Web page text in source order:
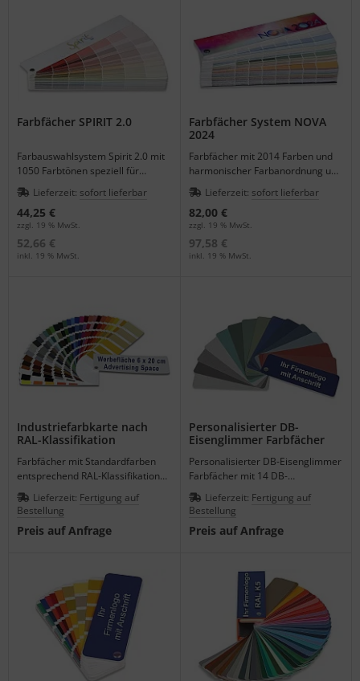
Farbfächer SPIRIT 2.0
Farbauswahlsystem Spirit 2.0 mit
1050 Farbtönen speziell für
Wandfarben und Lacke, alle
Farbtöne frei verwendbar.
Lieferzeit: sofort lieferbar
44,25 €
zzgl. 19 % MwSt.
52,66 €
inkl. 19 % MwSt.
Farbfächer System NOVA
2024
Farbfächer mit 2014 Farben und
harmonischer Farbanordnung um
die Farbabstimmung zu
erleichtern.
Lieferzeit: sofort lieferbar
82,00 €
zzgl. 19 % MwSt.
97,58 €
inkl. 19 % MwSt.
Industriefarbkarte nach
RAL-Klassifikation
Farbfächer mit Standardfarben
entsprechend RAL-Klassifikation
und Ihrem Firmenlogo.
Lieferzeit: Fertigung auf
Bestellung
Preis auf Anfrage
Personalisierter DB-
Eisenglimmer Farbfächer
Personalisierter DB-Eisenglimmer
Farbfächer mit 14 DB-
Eisenglimmerfarben ab 100 Stück
lieferbar.
Lieferzeit: Fertigung auf
Bestellung
Preis auf Anfrage